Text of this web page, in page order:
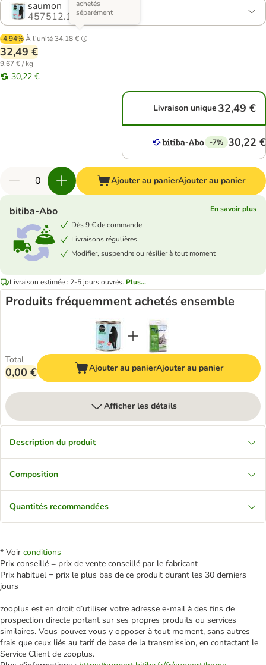
saumon
457512.13
-4.94%À l'unité 34,18 €
achetés
séparément
32,49 €
9,67 € / kg
30,22 €
Livraison unique32,49 €
-7% 30,22 €
Ajouter au panierAjouter au panier
bitiba-Abo
En savoir plus
Dès 9 € de commande
Livraisons régulières
Modifier, suspendre ou résilier à tout moment
Livraison estimée : 2-5 jours ouvrés. Plus...
Produits fréquemment achetés ensemble
Total
0,00 € Ajouter au panierAjouter au panier
Afficher les détails
Description du produit
Composition
Quantités recommandées
* Voir conditions
Prix conseillé = prix de vente conseillé par le fabricant
Prix habituel = prix le plus bas de ce produit durant les 30 derniers
jours
zooplus est en droit d’utiliser votre adresse e‑mail à des fins de
prospection directe portant sur ses propres produits ou services
similaires. Vous pouvez vous y opposer à tout moment, sans autres
frais que ceux liés au tarif de base de la transmission, en contactant le
Service Client de zooplus.